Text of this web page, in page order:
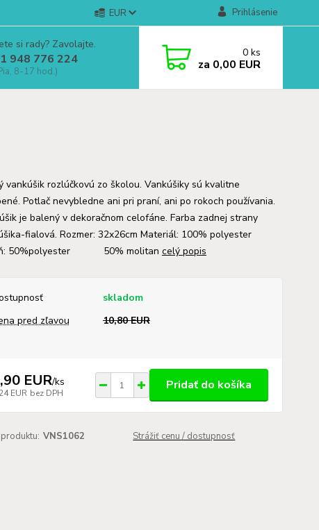
EUR Prihlásenie
si rady? Zavolajte.
948 776 224
8-17 hod.)
0 ks
za 0,00 EUR
vankúšik rozlúčkovú zo školou. Vankúšiky sú kvalitne
Potlač nevybledne ani pri praní, ani po rokoch používania.
je balený v dekoračnom celofáne. Farba zadnej strany
fialová. Rozmer: 32x26cm Materiál: 100% polyester
50%polyester 50% molitan celý popis
skladom
pred zľavou
10,80 EUR
EUR/ks
EUR bez DPH
Pridať do košíka
VNS1062 Strážiť cenu / dostupnosť